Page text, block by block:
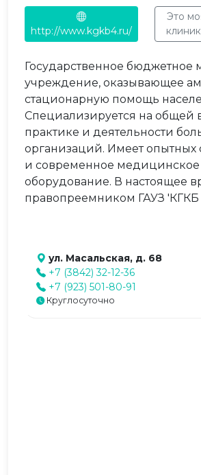
http://www.kgkb4.ru/
Это
Государственное бюджетное
учреждение, оказывающее
стационарную помощь
Специализируется на общей
практике и деятельности
организаций. Имеет опытных
и современное медицинское
оборудование. В настоящее
правопреемником ГАУЗ
ул. Масальская, д. 68
+7 (3842) 32-12-36
+7 (923) 501-80-91
Круглосуточно